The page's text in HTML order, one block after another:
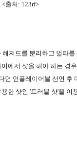
<출처: 123rf>
저드를 분리하고 벌타
에서 샷을 해야 하는 경
언플레이어블 선언 후
한 샷인 '트러블 샷'을 이